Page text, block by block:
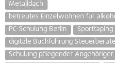
Metalldach
betreutes Einzelwohnen für
PC-Schulung Berlin
Sporttaping
digitale Buchführung
Schulung pflegender